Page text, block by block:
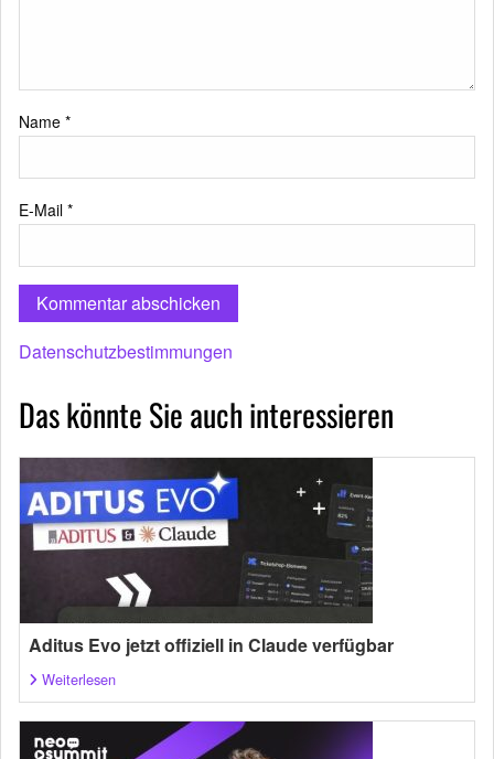
Name *
E-Mail *
Datenschutzbestimmungen
Das könnte Sie auch interessieren
Aditus Evo jetzt offiziell in Claude verfügbar
Weiterlesen